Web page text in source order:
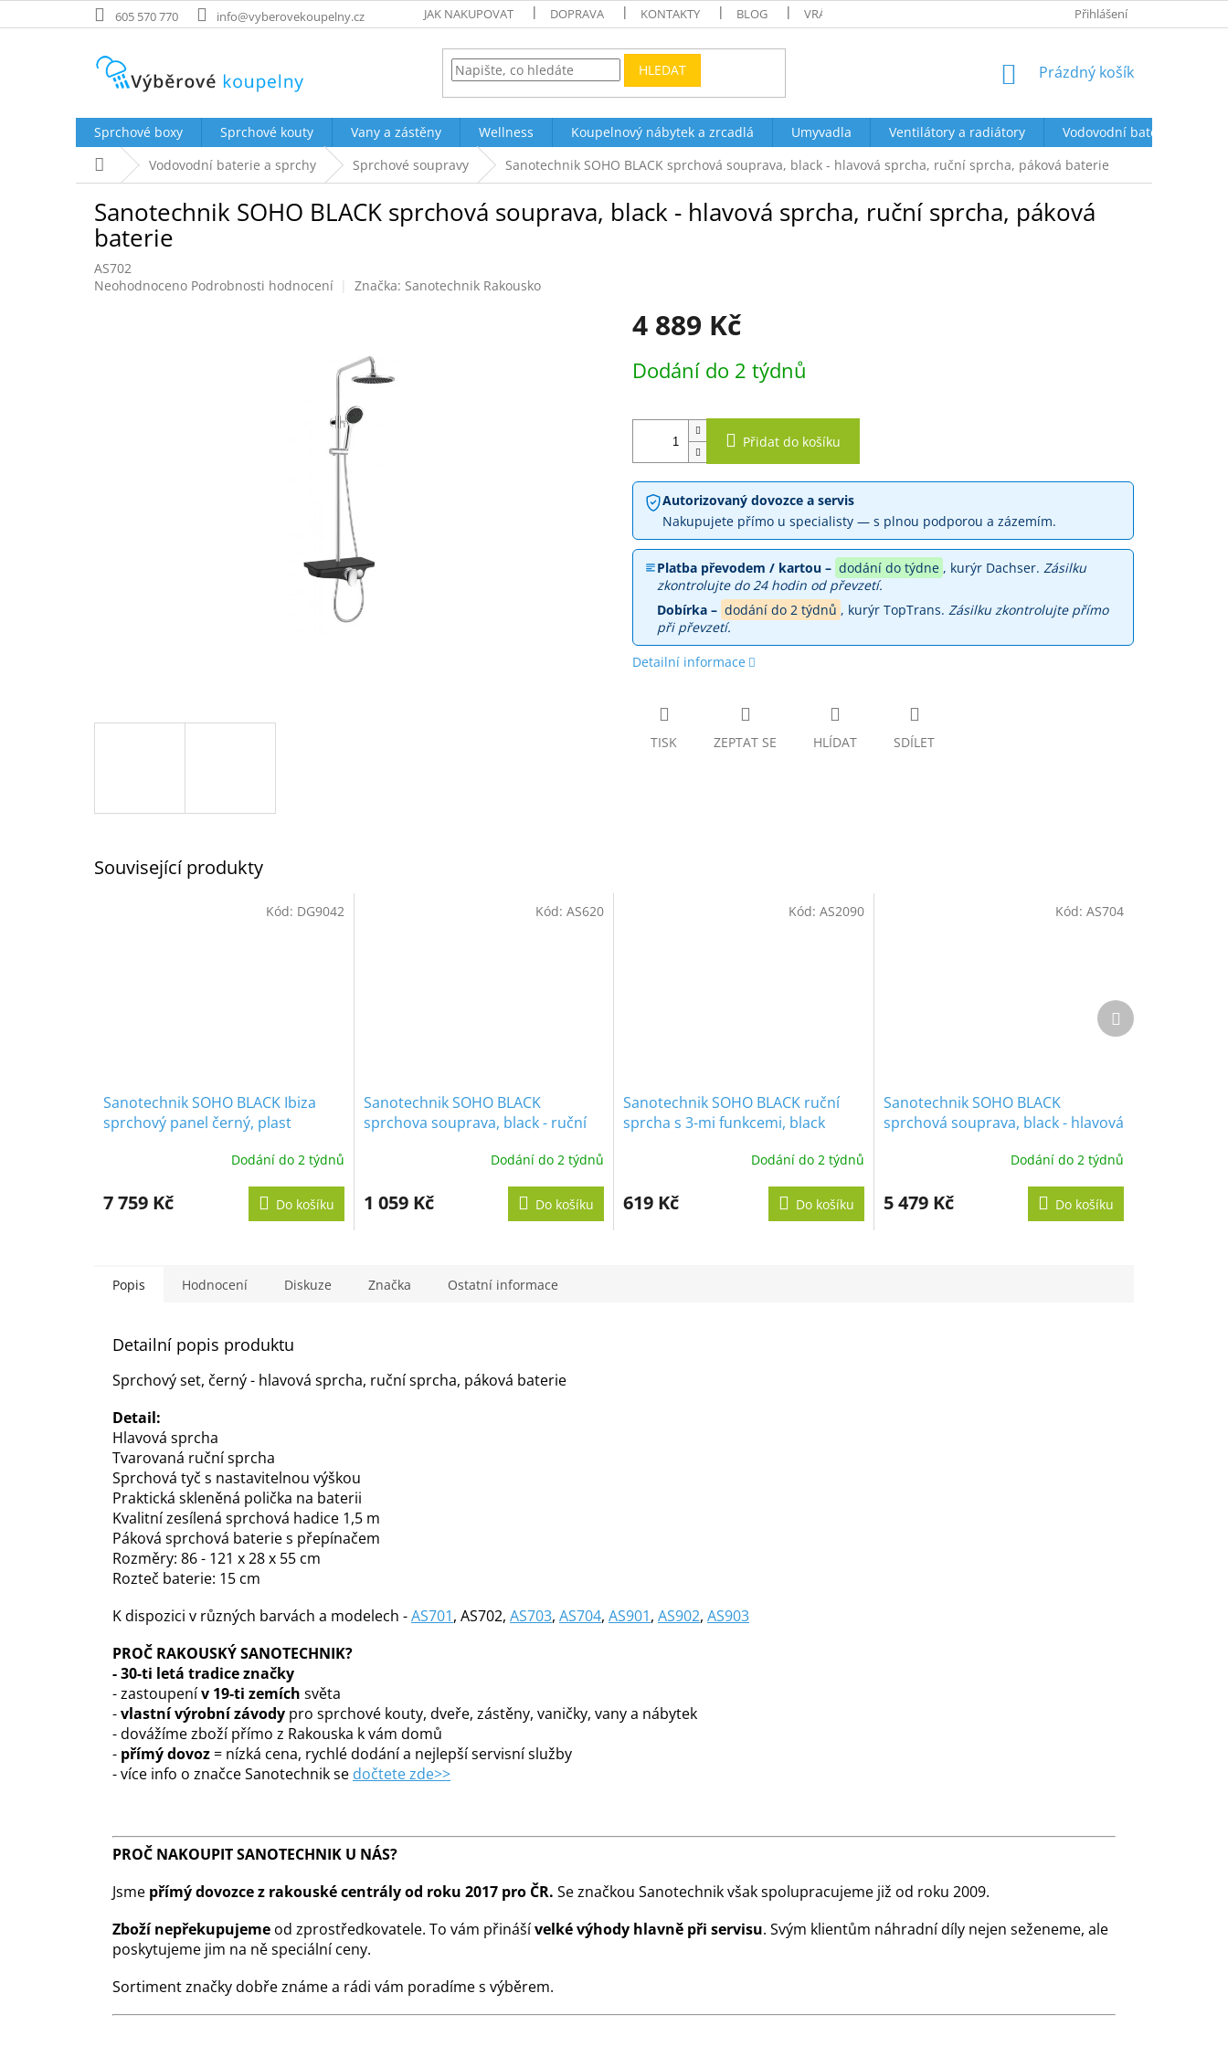
na
605 570 770 info@vyberovekoupelny.cz JAK NAKUPOVAT DOPRAVA KONTAKTY BLOG VRÁCENÍ A REKLAMACE OBCHODNÍ PODMÍNKYPřihlášení
HLEDAT
NÁKUPNÍ
Prázdný košík
Sprchové boxy Sprchové kouty Vany a zástěny Wellness Koupelnový nábytek a zrcadlá Umyvadla Ventilátory a radiátory
Vodovodní baterie a
Domů Vodovodní baterie a sprchy Sprchové soupravy Sanotechnik SOHO BLACK sprchová souprava, black - hlavová sprcha, ruční sprcha, páková baterie
Sanotechnik SOHO BLACK sprchová souprava, black - hlavová sprcha, ruční sprcha, páková
baterie
AS702
Průměrné
Neohodnoceno Podrobnosti hodnocení Značka: Sanotechnik Rakousko
4 889 Kč
cena:
Dodání do 2 týdnů
Přidat do košíku
Autorizovaný dovozce a servis
Nakupujete přímo u specialisty — s plnou podporou a zázemím.
Platba převodem / kartou – dodání do týdne , kurýr Dachser.Zásilku
zkontrolujte do 24 hodin od převzetí.
Dobírka – dodání do 2 týdnů , kurýr TopTrans.Zásilku zkontrolujte přímo
při převzetí.
Detailní informace
TISK ZEPTAT SE HLÍDAT SDÍLET
Související produkty
Sanotechnik SOHO BLACK Ibiza
sprchový panel černý, plast
Dodání do 2 týdnů
7 759 Kč Do košíku
Kód: DG9042
Sanotechnik SOHO BLACK
sprchova souprava, black - ruční
Dodání do 2 týdnů
1 059 Kč Do košíku
Kód: AS620
Sanotechnik SOHO BLACK ruční
sprcha s 3-mi funkcemi, black
Dodání do 2 týdnů
619 Kč Do košíku
Kód: AS2090
Sanotechnik SOHO BLACK
sprchová souprava, black - hlavová
baterie, vanová výpusťDodání do 2 týdnů
5 479 Kč Do košíku
Kód: AS704
Další
produkt
Popis Hodnocení Diskuze Značka Ostatní informace
Detailní popis produktu
Sprchový set, černý - hlavová sprcha, ruční sprcha, páková baterie
Detail:
Hlavová sprcha
Tvarovaná ruční sprcha
Sprchová tyč s nastavitelnou výškou
Praktická skleněná polička na baterii
Kvalitní zesílená sprchová hadice 1,5 m
Páková sprchová baterie s přepínačem
Rozměry: 86 - 121 x 28 x 55 cm
Rozteč baterie: 15 cm
K dispozici v různých barvách a modelech -AS701, AS702, AS703, AS704, AS901, AS902, AS903
PROČ RAKOUSKÝ SANOTECHNIK?
-30-ti letá tradice značky
- zastoupenív 19-ti zemích světa
-vlastní výrobní závody pro sprchové kouty, dveře, zástěny, vaničky, vany a nábytek
- dovážíme zboží přímo z Rakouska k vám domů
- přímý dovoz= nízká cena, rychlé dodání a nejlepší servisní služby
- více info o značce Sanotechnik se dočtete zde>>
PROČ NAKOUPIT SANOTECHNIK U NÁS?
Jsme přímý dovozce z rakouské centrály od roku 2017 pro ČR. Se značkou Sanotechnik však spolupracujeme již od roku 2009.
Zboží nepřekupujeme od zprostředkovatele. To vám přinášívelké výhody hlavně při servisu. Svým klientům náhradní díly nejen seženeme, ale
poskytujeme jim na ně speciální ceny.
Sortiment značky dobře známe a rádi vám poradíme s výběrem.